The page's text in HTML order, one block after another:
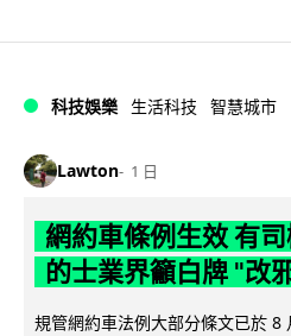
科技娛樂 生活科技 智慧城市
Lawton 1 日
網約車條例生效 有
的士業界籲白牌 "改
規管網約車法例大部分條文已於 8